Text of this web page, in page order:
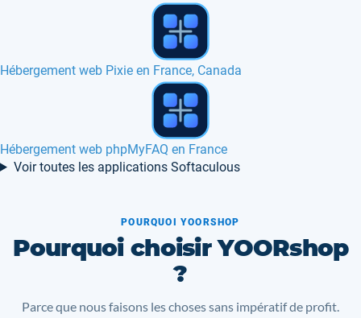
Hébergement web Tiki Wiki en France
Hébergement web Mahara en France, Canada
Voir toutes les applications Softaculous
POURQUOI YOORSHOP
Pourquoi choisir YOORshop
?
Parce que nous faisons les choses sans impératif de profit.